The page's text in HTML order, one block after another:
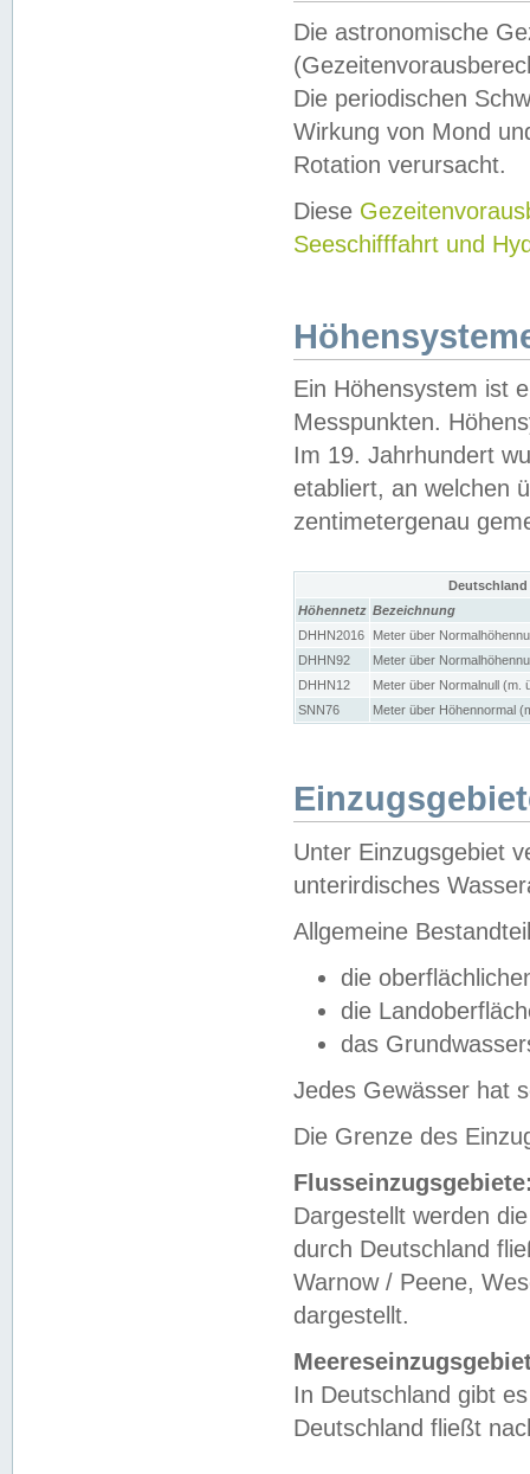
Die astronomische
Die periodischen
Wirkung von Mond
Rotation verursacht.
Diese
Seeschifffahrt und
Ein Höhensystem ist
Messpunkten.
Im 19. Jahrhundert
etabliert, an welchen
zentimetergenau
Höhennetz Bezeichnung
DHHN2016
Meter über
DHHN92
Meter über
DHHN12
Meter über Normalnull (m.
SNN76
Meter über Höhennormal
Unter Einzugsgebiet
unterirdisches
Allgemeine
die
die
das
Jedes Gewässer hat
Die Grenze des
Dargestellt werden
durch Deutschland
Warnow / Peene,
dargestellt.
In Deutschland gibt
Deutschland fließt